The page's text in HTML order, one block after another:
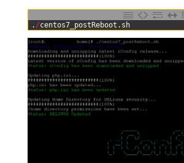
. /centos7_postReboot . sh